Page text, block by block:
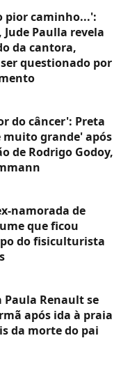
pior caminho...':
Paulla revela
da cantora,
questionado por
do câncer': Preta
muito grande' após
de Rodrigo Godoy,
namorada de
que ficou
do fisiculturista
Paula Renault se
após ida à praia
da morte do pai